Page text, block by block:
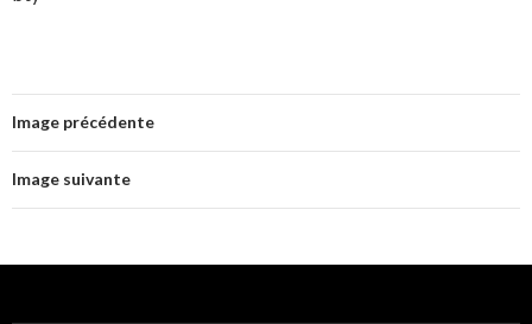
Image précédente
Image suivante